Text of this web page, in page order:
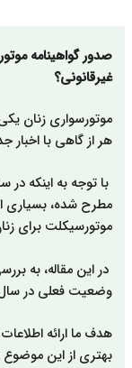
صدور گواهینامه
غیرقانونی؟
موتورسواری زنان
هر از گاهی با اخبار
با توجه به اینکه
مطرح شده، بسیاری
موتورسیکلت برای
در این مقاله، به
وضعیت فعلی در سال ۱۴۰۴
هدف ما ارائه
بهتری از این موضوع